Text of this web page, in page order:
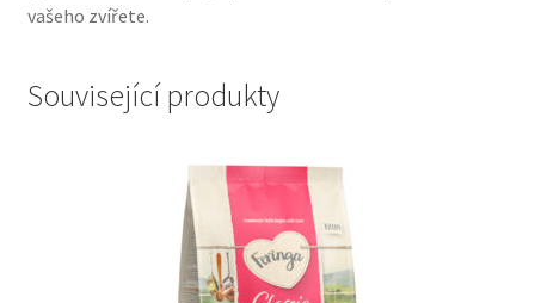
vašeho zvířete.
Související produkty